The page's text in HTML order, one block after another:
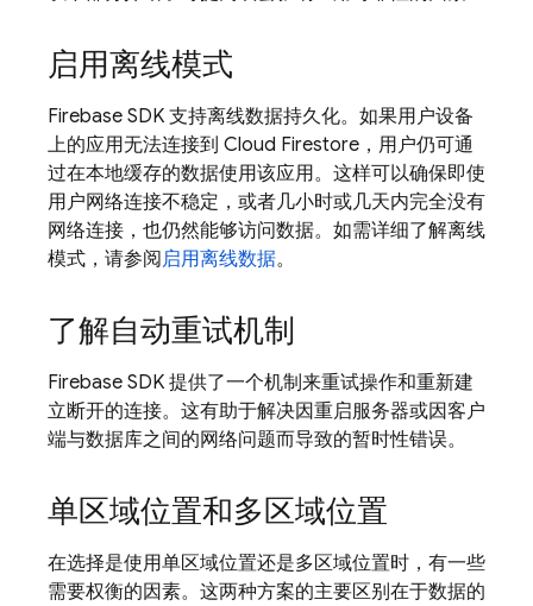
启用离线模式
Firebase SDK 支持离线数据持久化。如果用户设备
上的应用无法连接到 Cloud Firestore ，用户仍可通
过在本地缓存的数据使用该应用。这样可以确保即使
用户网络连接不稳定，或者几小时或几天内完全没有
网络连接，也仍然能够访问数据。如需详细了解离线
模式，请参阅启用离线数据。
了解自动重试机制
Firebase SDK 提供了一个机制来重试操作和重新建
立断开的连接。这有助于解决因重启服务器或因客户
端与数据库之间的网络问题而导致的暂时性错误。
单区域位置和多区域位置
在选择是使用单区域位置还是多区域位置时，有一些
需要权衡的因素。这两种方案的主要区别在于数据的